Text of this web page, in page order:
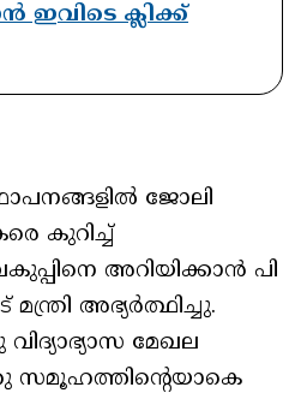
ഇവിടെ ക്ലിക്ക്
ജോലി
കുറിച്ച്
അറിയിക്കാൻ പി
അഭ്യർത്ഥിച്ചു.
മേഖല
സമൂഹത്തിന്റെയാകെ